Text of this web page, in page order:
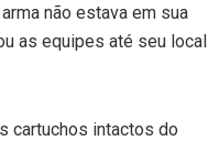
não estava em sua
as equipes até seu local
cartuchos intactos do